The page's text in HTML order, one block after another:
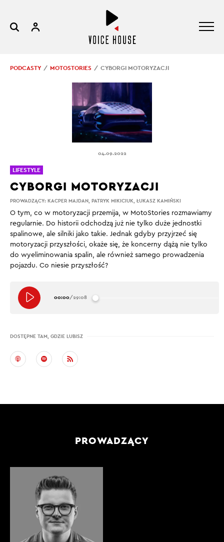
PODCASTY MOTOSTORIES CYBORGI MOTORYZACJI
04.09.2022
PROWADZĄCY: KACPER MAJDAN, PATRYK MIKICIUK, ŁUKASZ KAMIŃSKI
CYBORGI MOTORYZACJI
O tym, co w motoryzacji przemija, w MotoStories rozmawiamy
regularnie. Do historii odchodzą już nie tylko duże jednostki
spalinowe, ale silniki jako takie. Jednak gdyby przyjrzeć się
motoryzacji przyszłości, okaże się, że koncerny dążą nie tylko
do wyeliminowania spalin, ale również samego prowadzenia
pojazdu. Co niesie przyszłość?
00:00/29:08
DOSTĘPNE TAM, GDZIE LUBISZ
LIFESTYLE
PROWADZĄCY